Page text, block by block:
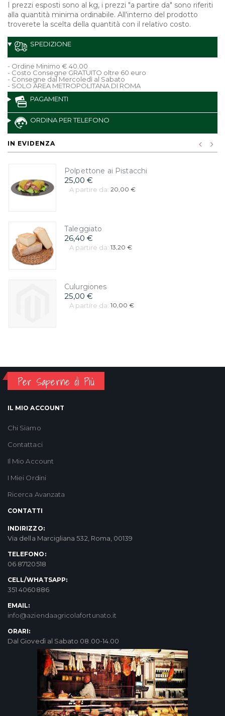
I prezzi esposti sono al kg, i prezzi "a partire da" sono riferiti
alla quantità minima ordinabile. All'interno del prodotto
troverete la scelta della quantità con il relativo costo.
SPEDIZIONE
- Ordine Minimo € 40.00
- Costo Consegne GRATUITO oltre 60 euro
- Consegne dal Mercoledì al Sabato
- SOLO AREA METROPOLITANA DI ROMA
PAGAMENTI
ORDINA PER TELEFONO
IN EVIDENZA
Polpettone ai Pistacchi
25,00 €
A partire da: 20,00 €
Taleggiato
26,40 €
A partire da: 13,20 €
Culurgiones
25,00 €
A partire da: 10,00 €
Per Saperne di Più
IL MIO ACCOUNT
Chi Siamo
Contattaci
Il Mio Account
I Miei Ordini
Ricerca Avanzata
CONTATTI
INDIRIZZO:
Via della Marcigliana 532, Roma, 00139
TELEFONO:
06 87120518
CELL/WHATSAPP:
351 4060886
EMAIL:
info@aziendaagricolafortunato.it
ORARI:
Dal Giovedì al Sabato 08.00-14.00